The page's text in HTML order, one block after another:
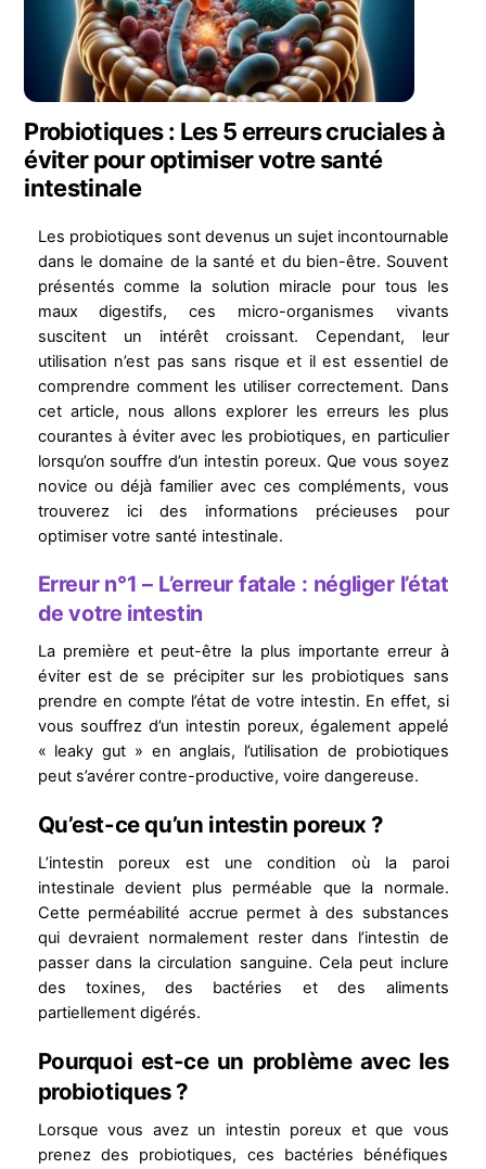
Probiotiques : Les 5 erreurs cruciales à
éviter pour optimiser votre santé
intestinale
Les probiotiques sont devenus un sujet incontournable
dans le domaine de la santé et du bien-être. Souvent
présentés comme la solution miracle pour tous les
maux digestifs, ces micro-organismes vivants
suscitent un intérêt croissant. Cependant, leur
utilisation n’est pas sans risque et il est essentiel de
comprendre comment les utiliser correctement. Dans
cet article, nous allons explorer les erreurs les plus
courantes à éviter avec les probiotiques, en particulier
lorsqu’on souffre d’un intestin poreux. Que vous soyez
novice ou déjà familier avec ces compléments, vous
trouverez ici des informations précieuses pour
optimiser votre santé intestinale.
Erreur n°1 – L’erreur fatale : négliger l’état
de votre intestin
La première et peut-être la plus importante erreur à
éviter est de se précipiter sur les probiotiques sans
prendre en compte l’état de votre intestin. En effet, si
vous souffrez d’un intestin poreux, également appelé
« leaky gut » en anglais, l’utilisation de probiotiques
peut s’avérer contre-productive, voire dangereuse.
Qu’est-ce qu’un intestin poreux ?
L’intestin poreux est une condition où la paroi
intestinale devient plus perméable que la normale.
Cette perméabilité accrue permet à des substances
qui devraient normalement rester dans l’intestin de
passer dans la circulation sanguine. Cela peut inclure
des toxines, des bactéries et des aliments
partiellement digérés.
Pourquoi est-ce un problème avec les
probiotiques ?
Lorsque vous avez un intestin poreux et que vous
prenez des probiotiques, ces bactéries bénéfiques